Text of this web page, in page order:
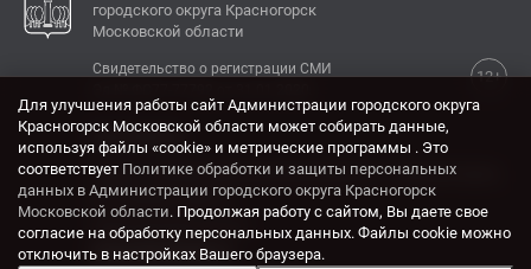
городского округа Красногорск
Московской области
12+
Свидетельство о регистрации СМИ
КОНТАКТЫ
Адрес: 143404, Московская область, г. Красногорск,
ул. Ленина, дом 4.
Электронная почта:
krasrn@mosreg.ru
Для улучшения работы сайт Администрации городского округа
Красногорск Московской области может собирать данные,
используя файлы «cookie» и метрические программы . Это
соответствует Политике обработки и защиты персональных
данных в Администрации городского округа Красногорск
Московской области. Продолжая работу с сайтом, Вы даете свое
согласие на обработку персональных данных. Файлы cookie можно
отключить в настройках Вашего браузера.